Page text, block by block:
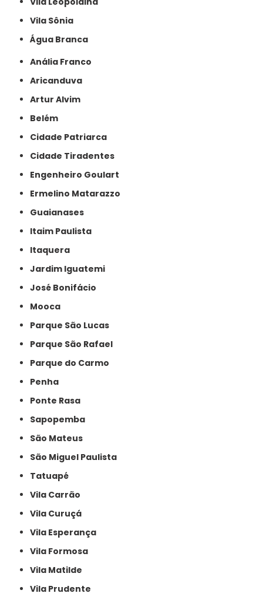
Vila Sônia
Água Branca
Anália Franco
Aricanduva
Artur Alvim
Belém
Cidade Patriarca
Cidade Tiradentes
Engenheiro Goulart
Ermelino Matarazzo
Guaianases
Itaim Paulista
Itaquera
Jardim Iguatemi
José Bonifácio
Mooca
Parque São Lucas
Parque São Rafael
Parque do Carmo
Penha
Ponte Rasa
Sapopemba
São Mateus
São Miguel Paulista
Tatuapé
Vila Carrão
Vila Curuçá
Vila Esperança
Vila Formosa
Vila Matilde
Vila Prudente